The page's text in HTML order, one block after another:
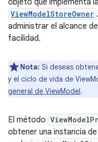
objeto que implementa
ViewModelStoreOwner
administrar el alcance
facilidad.
Nota: Si deseas
y el ciclo de vida de
general de ViewModel.
El método
obtener una instancia